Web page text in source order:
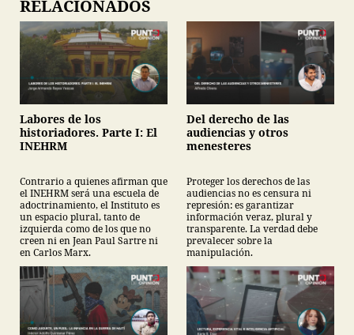
RELACIONADOS
Labores de los
historiadores. Parte I: El
INEHRM
Contrario a quienes afirman que
el INEHRM será una escuela de
adoctrinamiento, el Instituto es
un espacio plural, tanto de
izquierda como de los que no
creen ni en Jean Paul Sartre ni
en Carlos Marx.
Del derecho de las
audiencias y otros
menesteres
Proteger los derechos de las
audiencias no es censura ni
represión: es garantizar
información veraz, plural y
transparente. La verdad debe
prevalecer sobre la
manipulación.